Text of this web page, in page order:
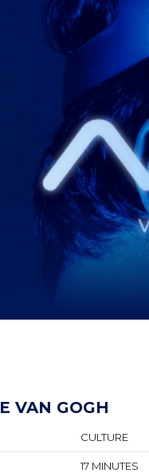
VAN GOGH
CULTURE
17 MINUTES